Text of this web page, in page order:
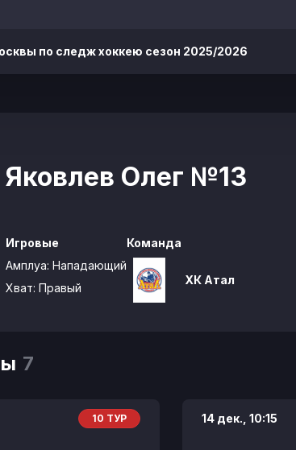
по следж хоккею сезон 2025/2026
Яковлев Олег №13
Игровые
Амплуа: Нападающий
Хват: Правый
Команда
ХК Атал
7
10 ТУР 14 дек., 10:15